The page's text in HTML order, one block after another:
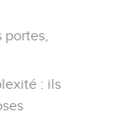
: ils